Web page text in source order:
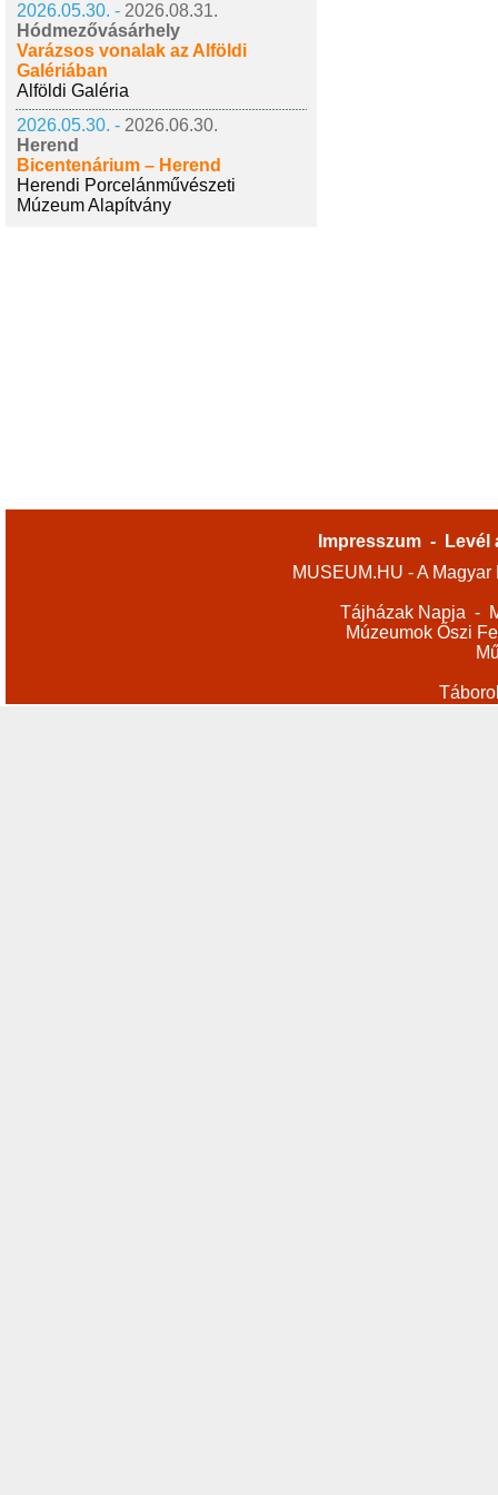
2026.05.30. - 2026.08.31.
Hódmezővásárhely
Varázsos vonalak az Alföldi
Galériában
Alföldi Galéria
2026.05.30. - 2026.06.30.
Herend
Bicentenárium – Herend
Herendi Porcelánművészeti
Múzeum Alapítvány
Impresszum -
Levél
MUSEUM.HU - A
Tájházak Napja -
Múzeumok Őszi